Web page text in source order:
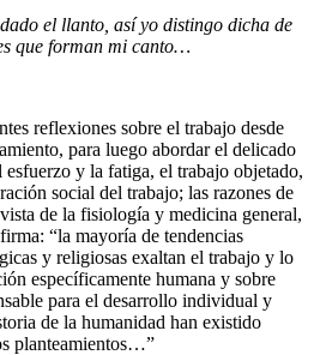
el llanto, así yo distingo dicha de
que forman mi canto…
reflexiones sobre el trabajo desde
para luego abordar el delicado
y la fatiga, el trabajo objetado,
social del trabajo; las razones de
de la fisiología y medicina general,
“la mayoría de tendencias
y religiosas exaltan el trabajo y lo
específicamente humana y sobre
para el desarrollo individual y
de la humanidad han existido
planteamientos…”